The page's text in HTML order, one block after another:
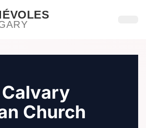
principal
Church